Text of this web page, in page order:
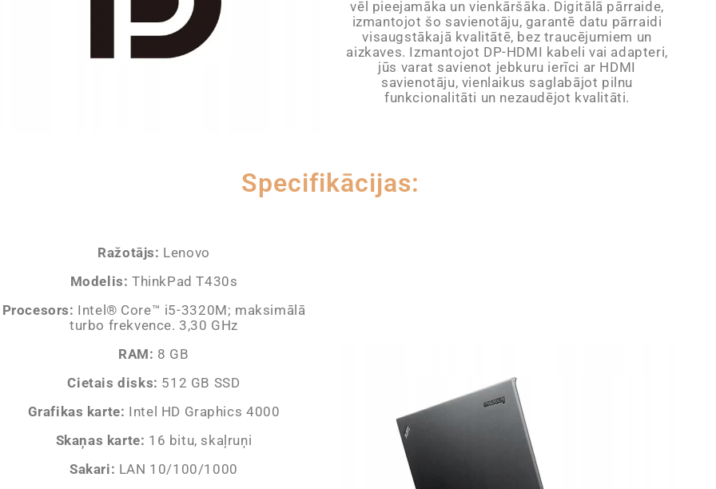
vēl pieejamāka un vienkāršāka. Digitālā pārraide,
izmantojot šo savienotāju, garantē datu pārraidi
visaugstākajā kvalitātē, bez traucējumiem un
aizkaves. Izmantojot DP-HDMI kabeli vai adapteri,
jūs varat savienot jebkuru ierīci ar HDMI
savienotāju, vienlaikus saglabājot pilnu
funkcionalitāti un nezaudējot kvalitāti.
Specifikācijas:
Ražotājs: Lenovo
Modelis: ThinkPad T430s
Procesors: Intel® Core™ i5-3320M; maksimālā
turbo frekvence. 3,30 GHz
RAM: 8 GB
Cietais disks: 512 GB SSD
Grafikas karte: Intel HD Graphics 4000
Skaņas karte: 16 bitu, skaļruņi
Sakari: LAN 10/100/1000